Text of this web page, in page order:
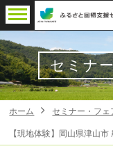
セミナ
ホーム セミナー・フェ
【現地体験】岡山県津山市